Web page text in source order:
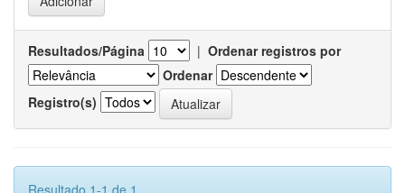
Resultados/Página | Ordenar registros por
Ordenar
Registro(s)